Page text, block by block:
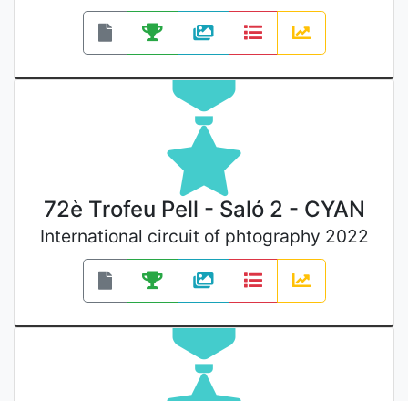
72è Trofeu Pell - Saló 2 - CYAN
International circuit of phtography 2022